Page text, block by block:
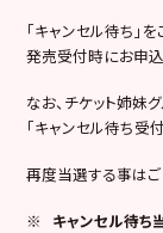
「キャンセル待ち」
発売受付時にお申込
なお、チケット姉妹
「キャンセル待ち受付
再度当選する事はご
※ キャンセル待ち